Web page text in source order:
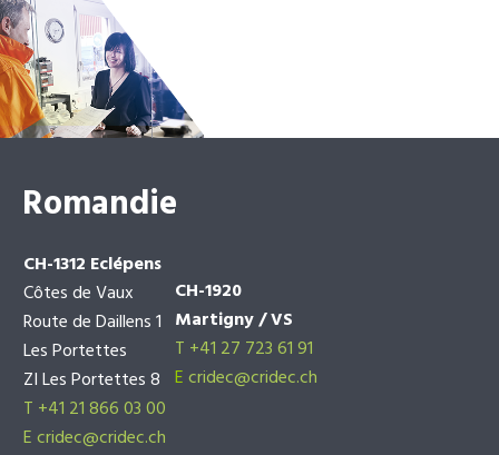
Romandie
CH-1312 Eclépens
Côtes de Vaux
Route de Daillens 1
Les Portettes
ZI Les Portettes 8
T +41 21 866 03 00
Ecridec@cridec.ch
CH-1920
Martigny / VS
T +41 27 723 61 91
Ecridec@cridec.ch